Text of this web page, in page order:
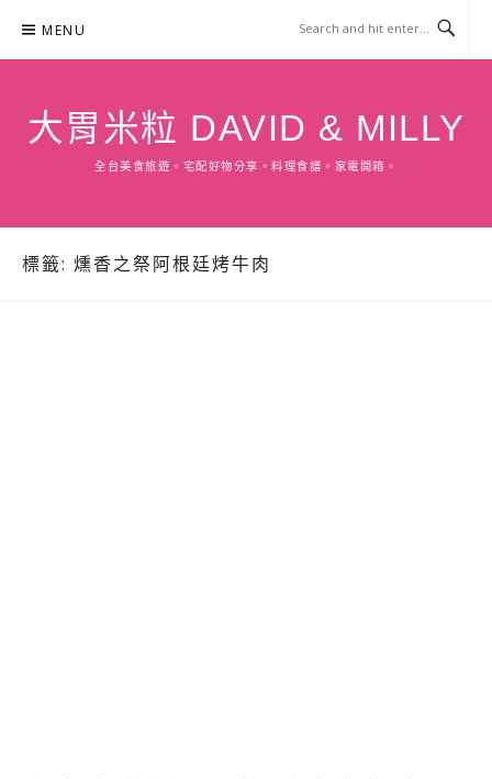
content
MENU
大胃米粒 DAVID & MILLY
全台美食旅遊。宅配好物分享。料理食譜。家電開箱。
標籤: 燻香之祭阿根廷烤牛肉